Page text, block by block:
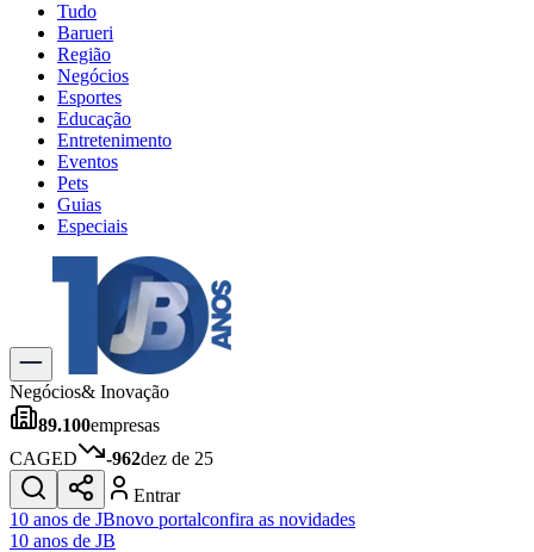
Tudo
Barueri
Região
Negócios
Esportes
Educação
Entretenimento
Eventos
Pets
Guias
Especiais
Explore Tudo
Últimas Notícias
Previsão do Tempo
Trânsito e Rotas
Dia a Dia & Lazer
Gastronomia
Cinema & Shows
JogosNovo
Para Sua Empresa
Negócios& Inovação
89.100empresas
CAGED
-962dez de 25
Entrar
10 anos de JBnovo portalconfira as novidades
10 anos de JB